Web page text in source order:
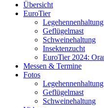
Übersicht
EuroTier
Legehennenhaltung
Geflügelmast
Schweinehaltung
Insektenzucht
EuroTier 2024:
Messen & Termine
Fotos
Legehennenhaltung
Geflügelmast
Schweinehaltung